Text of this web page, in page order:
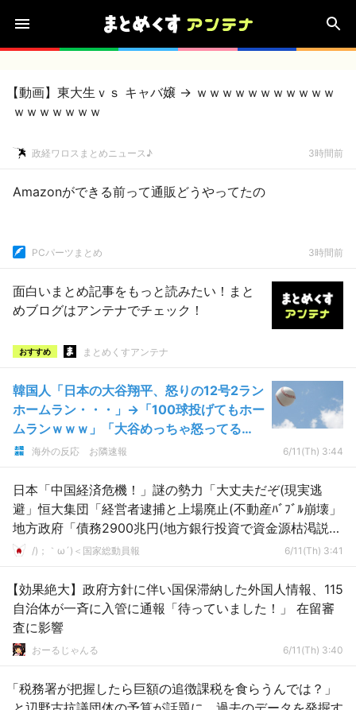
【動画】東大生ｖｓ キャバ嬢 → ｗｗｗｗｗｗｗｗｗｗｗ
ｗｗｗｗｗｗｗ
政経ワロスまとめニュース♪ 3時間前
Amazonができる前って通販どうやってたの
PCパーツまとめ 3時間前
面白いまとめ記事をもっと読みたい！まと
めブログはアンテナでチェック！
おすすめ まとめくすアンテナ
韓国人「日本の大谷翔平、怒りの12号2ラン
ホームラン・・・」→「100球投げてもホー
ムランｗｗｗ」「大谷めっちゃ怒ってる
ね」「本当に野球選手としてできる最高の
海外の反応 お隣速報 6/11(Th) 3:44
日本「中国経済危機！」謎の勢力「大丈夫だぞ(現実逃
避」恒大集団「経営者逮捕と上場廃止(不動産ﾊﾞﾌﾞﾙ崩壊」
地方政府「債務2900兆円(地方銀行投資で資金源枯渇説」
→
/)；｀ω´)＜国家総動員報 6/11(Th) 3:41
【効果絶大】政府方針に伴い国保滞納した外国人情報、115
自治体が一斉に入管に通報「待っていました！」 在留審
査に影響
おーるじゃんる 6/11(Th) 3:40
「税務署が把握したら巨額の追徴課税を食らうんでは？」